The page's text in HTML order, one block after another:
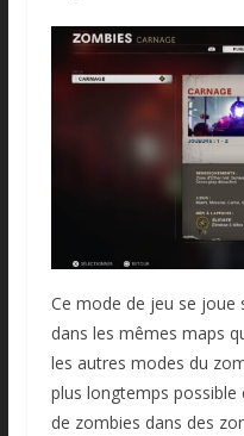
Ce mode de jeu se joue
dans les mêmes maps
les autres modes du
plus longtemps
de zombies dans des